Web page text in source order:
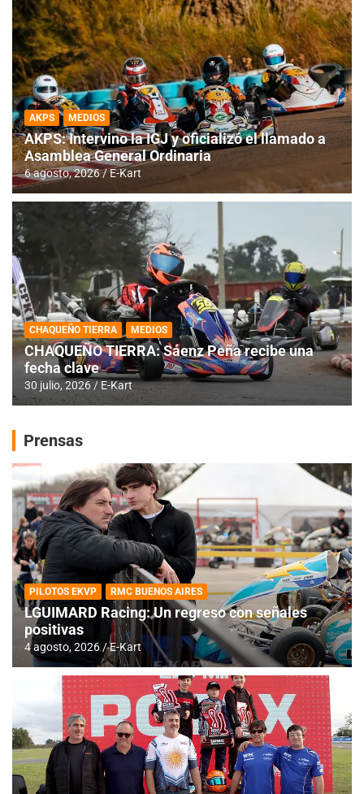
AKPS MEDIOS
AKPS: Intervino la IGJ y oficializó el llamado a
Asamblea General Ordinaria
6 agosto, 2026 E-Kart
CHAQUEÑO TIERRA MEDIOS
CHAQUEÑO TIERRA: Sáenz Peña recibe una
fecha clave
30 julio, 2026 E-Kart
Prensas
PILOTOS EKVP RMC BUENOS AIRES
LGUIMARD Racing: Un regreso con señales
positivas
4 agosto, 2026 E-Kart